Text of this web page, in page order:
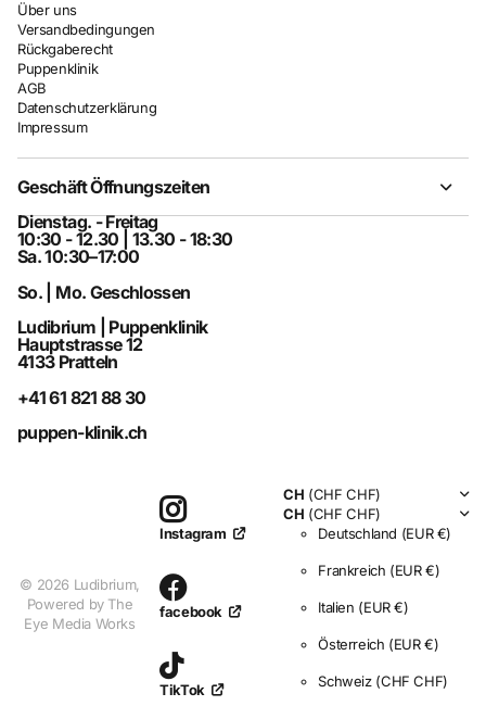
Über uns
Versandbedingungen
Rückgaberecht
Puppenklinik
AGB
Datenschutzerklärung
Impressum
Geschäft Öffnungszeiten
Dienstag. - Freitag
10:30 - 12.30 | 13.30 - 18:30
Sa. 10:30–17:00
So. | Mo. Geschlossen
Ludibrium | Puppenklinik
Hauptstrasse 12
4133 Pratteln
+41 61 821 88 30
puppen-klinik.ch
© 2026 Ludibrium,
Powered by The
Eye Media Works
Instagram
facebook
TikTok
CH (CHF CHF)
CH (CHF CHF)
Deutschland (EUR €)
Frankreich (EUR €)
Italien (EUR €)
Österreich (EUR €)
Schweiz (CHF CHF)